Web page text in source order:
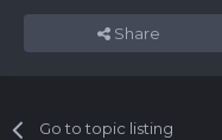
Share
Go to topic listing